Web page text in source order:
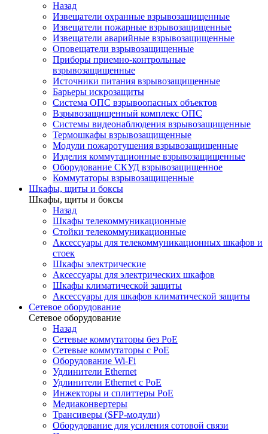
Назад
Извещатели охранные взрывозащищенные
Извещатели пожарные взрывозащищенные
Извещатели аварийные взрывозащищенные
Оповещатели взрывозащищенные
Приборы приемно-контрольные
взрывозащищенные
Источники питания взрывозащищенные
Барьеры искрозащиты
Система ОПС взрывоопасных объектов
Взрывозащищенный комплекс ОПС
Системы видеонаблюдения взрывозащищенные
Термошкафы взрывозащищенные
Модули пожаротушения взрывозащищенные
Изделия коммутационные взрывозащищенные
Оборудование СКУД взрывозащищенное
Коммутаторы взрывозащищенные
Шкафы, щиты и боксы
Шкафы, щиты и боксы
Назад
Шкафы телекоммуникационные
Стойки телекоммуникационные
Аксессуары для телекоммуникационных шкафов и
стоек
Шкафы электрические
Аксессуары для электрических шкафов
Шкафы климатической защиты
Аксессуары для шкафов климатической защиты
Сетевое оборудование
Сетевое оборудование
Назад
Сетевые коммутаторы без PoE
Сетевые коммутаторы с PoE
Оборудование Wi-Fi
Удлинители Ethernet
Удлинители Ethernet с PoE
Инжекторы и сплиттеры PoE
Медиаконвертеры
Трансиверы (SFP-модули)
Оборудование для усиления сотовой связи